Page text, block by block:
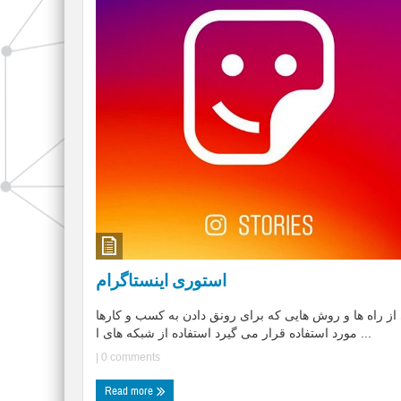
استوری اینستاگرام
راه ها و روش هایی که برای رونق دادن به کسب و کارها
مورد استفاده قرار می گیرد استفاده از شبکه های ا ...
0 comments
Read more